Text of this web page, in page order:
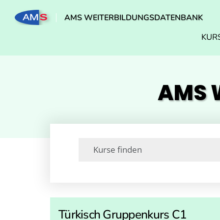
AMS WEITERBILDUNGSDATENBANK
AMS
Türkisch Gruppenkurs C1